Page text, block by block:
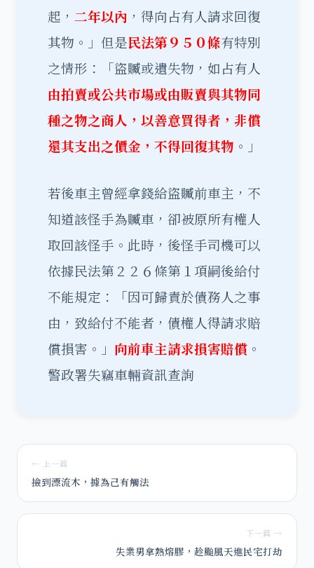
起， 二年以內 ，得向占有人請求回復
其物。」但是民法第９５０條有特別
之情形：「盜贓或遺失物，如占有人
由拍賣或公共市場或由販賣與其物同
種之物之商人，以善意買得者，非償
還其支出之價金，不得回復其物 。」
若後車主曾經拿錢給盜贓前車主，不
知道該怪手為贓車，卻被原所有權人
取回該怪手。此時，後怪手司機可以
依據民法第２２６條第１項嗣後給付
不能規定：「因可歸責於債務人之事
由，致給付不能者，債權人得請求賠
償損害。」 向前車主請求損害賠償 。
警政署失竊車輛資訊查詢
← 上一篇
撿到漂流木，據為己有觸法
下一篇 →
失業男拿熱熔膠，趁颱風天進民宅打劫